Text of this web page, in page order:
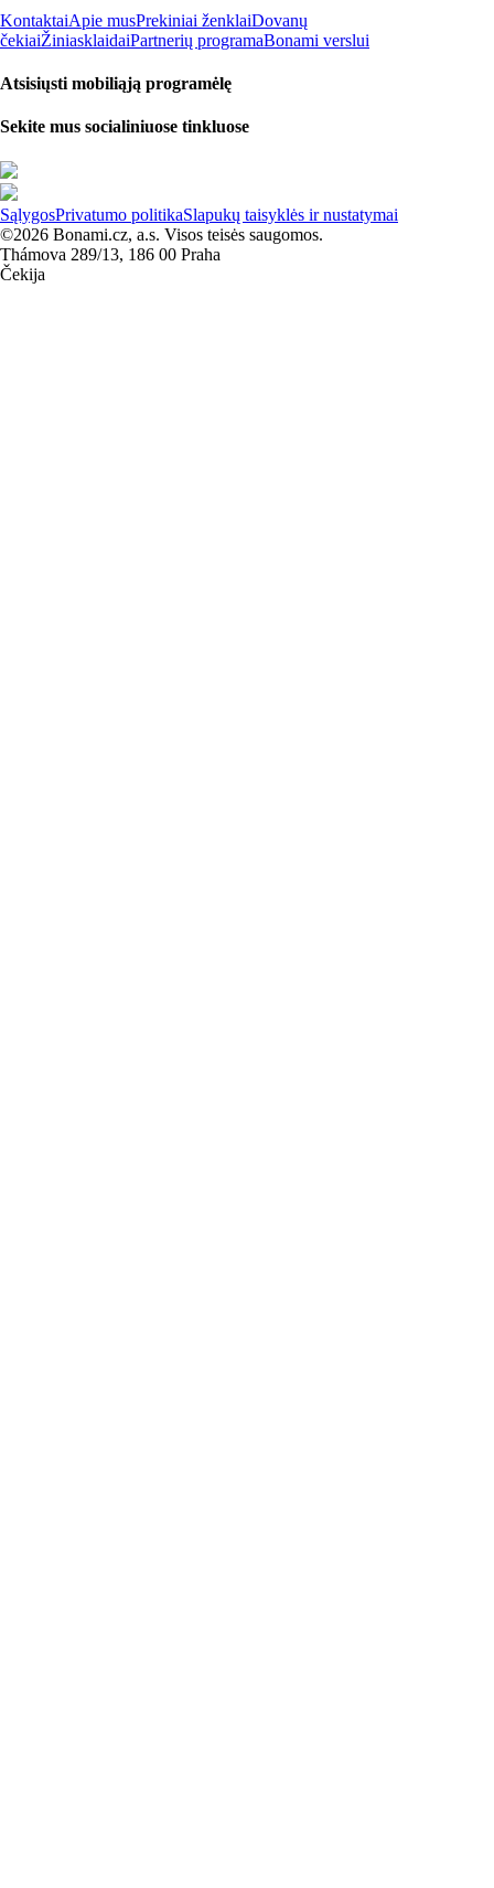
KontaktaiApie musPrekiniai ženklaiDovanų
čekiaiŽiniasklaidaiPartnerių programaBonami verslui
Atsisiųsti mobiliąją programėlę
Sekite mus socialiniuose tinkluose
SąlygosPrivatumo politikaSlapukų taisyklės ir nustatymai
©2026 Bonami.cz, a.s. Visos teisės saugomos.
Thámova 289/13, 186 00 Praha
Čekija